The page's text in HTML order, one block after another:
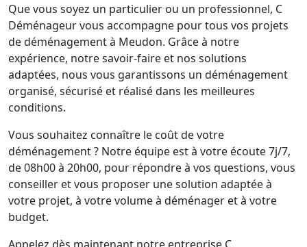
Que vous soyez un particulier ou un professionnel, C
Déménageur vous accompagne pour tous vos projets
de déménagement à Meudon. Grâce à notre
expérience, notre savoir-faire et nos solutions
adaptées, nous vous garantissons un déménagement
organisé, sécurisé et réalisé dans les meilleures
conditions.
Vous souhaitez connaître le coût de votre
déménagement ? Notre équipe est à votre écoute 7j/7,
de 08h00 à 20h00, pour répondre à vos questions, vous
conseiller et vous proposer une solution adaptée à
votre projet, à votre volume à déménager et à votre
budget.